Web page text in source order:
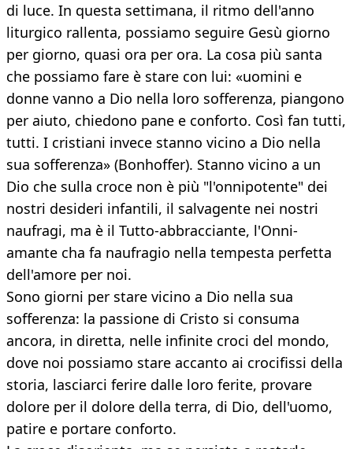
di luce. In questa settimana, il ritmo dell'anno
liturgico rallenta, possiamo seguire Gesù giorno
per giorno, quasi ora per ora. La cosa più santa
che possiamo fare è stare con lui: «uomini e
donne vanno a Dio nella loro sofferenza, piangono
per aiuto, chiedono pane e conforto. Così fan tutti,
tutti. I cristiani invece stanno vicino a Dio nella
sua sofferenza» (Bonhoffer). Stanno vicino a un
Dio che sulla croce non è più "l'onnipotente" dei
nostri desideri infantili, il salvagente nei nostri
naufragi, ma è il Tutto-abbracciante, l'Onni-
amante cha fa naufragio nella tempesta perfetta
dell'amore per noi.
Sono giorni per stare vicino a Dio nella sua
sofferenza: la passione di Cristo si consuma
ancora, in diretta, nelle infinite croci del mondo,
dove noi possiamo stare accanto ai crocifissi della
storia, lasciarci ferire dalle loro ferite, provare
dolore per il dolore della terra, di Dio, dell'uomo,
patire e portare conforto.